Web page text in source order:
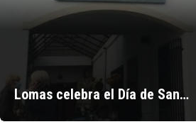
Lomas celebra el Día de San…